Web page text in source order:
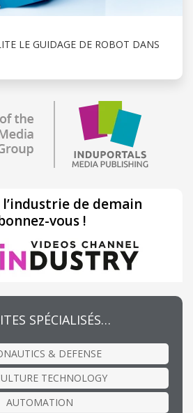
LE GUIDAGE DE ROBOT DANS
l’industrie de demain
vous !
SPÉCIALISÉS…
& DEFENSE
TECHNOLOGY
AUTOMATION